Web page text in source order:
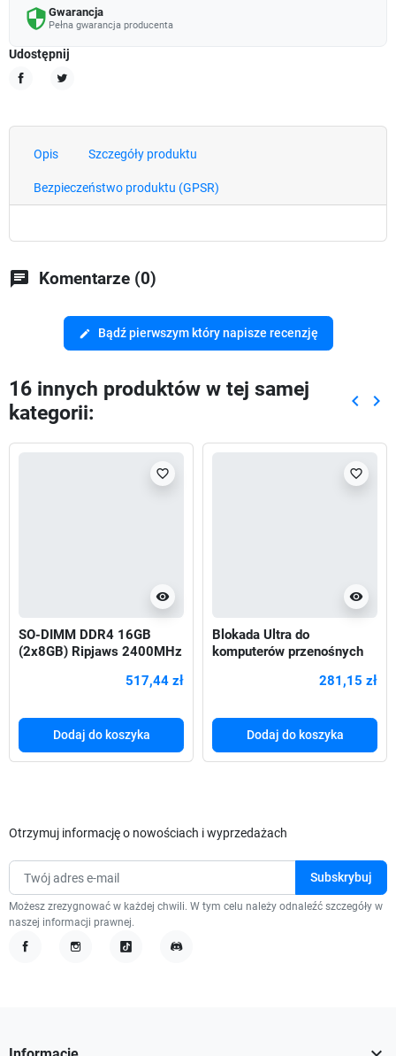
security Gwarancja
Pełna gwarancja producenta
Udostępnij
Opis Szczegóły produktu
Bezpieczeństwo produktu (GPSR)
chat Komentarze (0)
edit Bądź pierwszym który napisze recenzję
16 innych produktów w tej samej
kategorii:
keyboard_arrow_left keyboard_arrow_right
visibility
favorite_border
SO-DIMM DDR4 16GB
(2x8GB) Ripjaws 2400MHz
517,44 zł
Dodaj do koszyka
visibility
favorite_border
Blokada Ultra do
komputerów przenośnych
281,15 zł
Dodaj do koszyka
Otrzymuj informację o nowościach i wyprzedażach
Możesz zrezygnować w każdej chwili. W tym celu należy odnaleźć szczegóły w
naszej informacji prawnej.